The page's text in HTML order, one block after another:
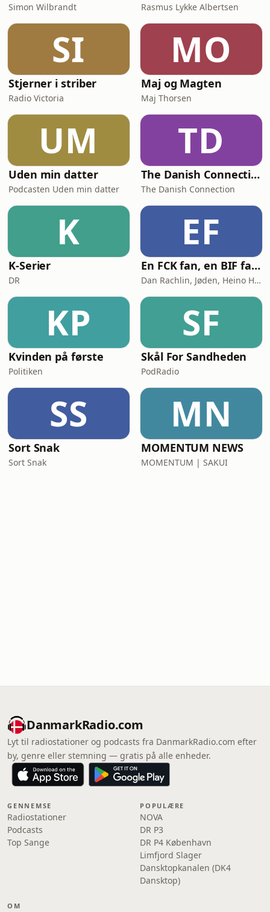
Simon Wilbrandt Rasmus Lykke Albertsen
SI
Stjerner i striber
Radio Victoria
MO
Maj og Magten
Maj Thorsen
UM
Uden min datter
Podcasten Uden min datter
TD
The Danish Connection
The Danish Connection
K
K-Serier
DR
EF
En FCK fan, en BIF fan og en AGF fan går ind på en bar
Dan Rachlin, Jøden, Heino Hansen
KP
Kvinden på første
Politiken
SF
Skål For Sandheden
PodRadio
SS
Sort Snak
Sort Snak
MN
MOMENTUM NEWS
MOMENTUM | SAKUI
DanmarkRadio.com
Lyt til radiostationer og podcasts fra DanmarkRadio.com efter
by, genre eller stemning — gratis på alle enheder.
GENNEMSE
Radiostationer
Podcasts
Top Sange
POPULÆRE
NOVA
DR P3
DR P4 København
Limfjord Slager
Dansktopkanalen (DK4
Dansktop)
OM